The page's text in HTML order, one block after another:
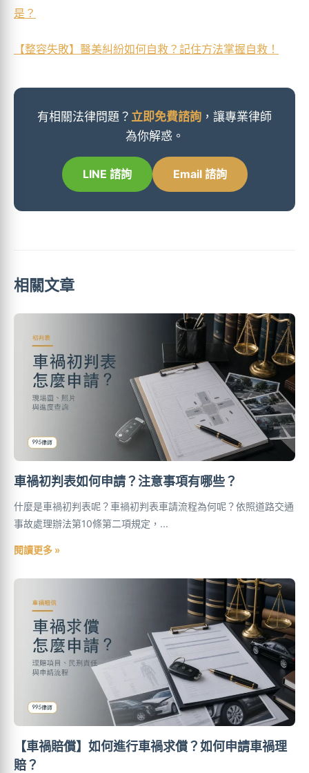
是？
【整容失敗】醫美糾紛如何自救？記住方法掌握自救！
有相關法律問題？ 立即免費諮詢 ，讓專業律師
為你解惑。
LINE 諮詢 Email 諮詢
相關文章
車禍初判表如何申請？注意事項有哪些？
什麼是車禍初判表呢？車禍初判表車請流程為何呢？依照道路交通
事故處理辦法第10條第二項規定，...
閱讀更多 »
【車禍賠償】如何進行車禍求償？如何申請車禍理
賠？